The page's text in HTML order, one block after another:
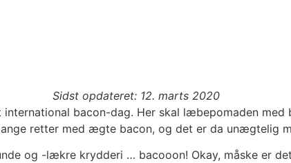
Sidst opdateret: 12. marts 2020
bacon-dag. Her skal læbepomaden
retter med ægte bacon, og det er da unægtelig
og -lækre krydderi … bacooon! Okay, måske er